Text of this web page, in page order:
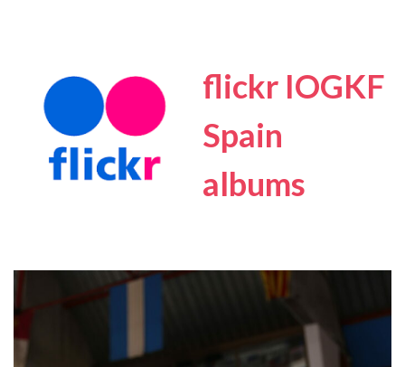
flickr IOGKF
Spain
albums